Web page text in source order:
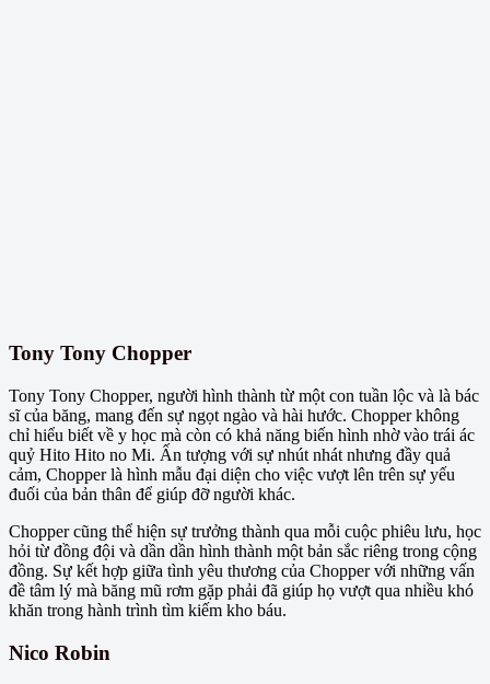
Tony Tony Chopper
Tony Tony Chopper, người hình thành từ một con tuần lộc và là bác
sĩ của băng, mang đến sự ngọt ngào và hài hước. Chopper không
chỉ hiểu biết về y học mà còn có khả năng biến hình nhờ vào trái ác
quỷ Hito Hito no Mi. Ấn tượng với sự nhút nhát nhưng đầy quả
cảm, Chopper là hình mẫu đại diện cho việc vượt lên trên sự yếu
đuối của bản thân để giúp đỡ người khác.
Chopper cũng thể hiện sự trưởng thành qua mỗi cuộc phiêu lưu, học
hỏi từ đồng đội và dần dần hình thành một bản sắc riêng trong cộng
đồng. Sự kết hợp giữa tình yêu thương của Chopper với những vấn
đề tâm lý mà băng mũ rơm gặp phải đã giúp họ vượt qua nhiều khó
khăn trong hành trình tìm kiếm kho báu.
Nico Robin